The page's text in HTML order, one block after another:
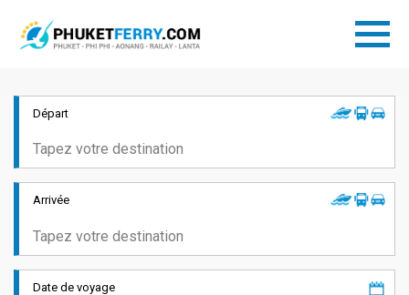
Départ
Arrivée
Date de voyage